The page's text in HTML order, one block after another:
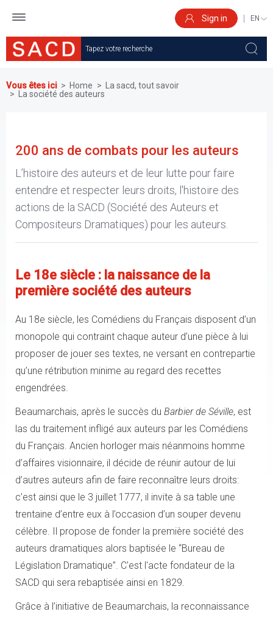
content
Sign in
YOUR
Vous êtes ici Home
La sacd, tout savoir
La société des auteurs
200 ans de combats pour les auteurs
L’histoire des auteurs et de leur lutte pour faire
entendre et respecter leurs droits, l'histoire des
actions de la SACD (Société des Auteurs et
Compositeurs Dramatiques) pour les auteurs.
Le 18e siècle : la naissance de la
première société des auteurs
Au 18e siècle, les Comédiens du Français disposent d’un
monopole qui contraint chaque auteur d’une pièce à lui
proposer de jouer ses textes, ne versant en contrepartie
qu’une rétribution minime au regard des recettes
engendrées.
Beaumarchais, après le succès du Barbier de Séville, est
las du traitement infligé aux auteurs par les Comédiens
du Français. Ancien horloger mais néanmoins homme
d’affaires visionnaire, il décide de réunir autour de lui
d’autres auteurs afin de faire reconnaître leurs droits:
c’est ainsi que le 3 juillet 1777, il invite à sa table une
trentaine d’entre eux à l’occasion d’un souper devenu
célèbre. Il propose de fonder la première société des
auteurs dramatiques alors baptisée le “Bureau de
Législation Dramatique”. C'est l'acte fondateur de la
SACD qui sera rebaptisée ainsi en 1829.
Grâce à l’initiative de Beaumarchais, la reconnaissance